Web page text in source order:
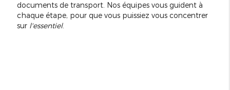
documents de transport. Nos équipes vous guident à
chaque étape, pour que vous puissiez vous concentrer
sur l'essentiel.